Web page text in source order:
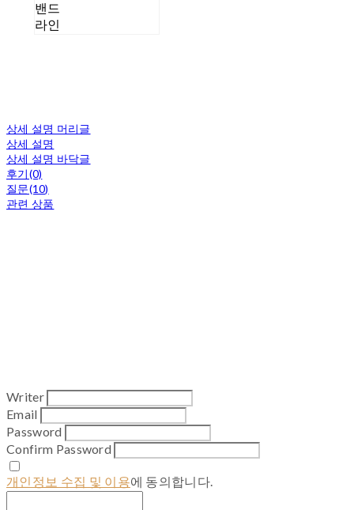
밴드
라인
상세 설명 머리글
상세 설명
상세 설명 바닥글
후기(0)
질문(10)
관련 상품
Writer
Email
Password
Confirm Password
개인정보 수집 및 이용에 동의합니다.